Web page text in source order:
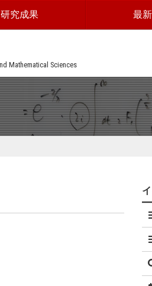
研究成果 最
Mathematical Sciences